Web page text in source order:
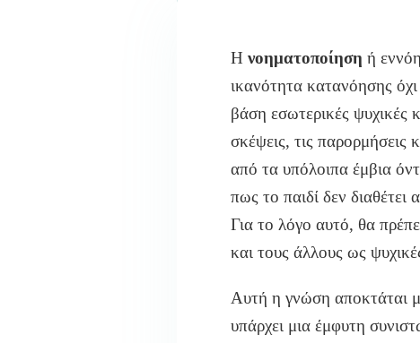
Η νοηματοποίηση ή
ικανότητα κατανόησης
βάση εσωτερικές ψυχικές
σκέψεις, τις παρορμήσεις
από τα υπόλοιπα έμβια
πως το παιδί δεν
Για το λόγο αυτό, θα
και τους άλλους ως
Αυτή η γνώση αποκτάται
υπάρχει μια έμφυτη